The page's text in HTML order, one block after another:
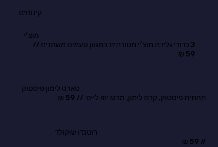
קינוחים
רוטנדו שוקולד
// 59 ₪
טארט לימון פיסטוק
תחתית פיסטוק, קרם לימון, מרנג יוזו ליים // 59 ₪
מוצ׳י
3 כדורי גלידת מוצ׳י מסורתית במגוון טעמים משתנים //
59 ₪